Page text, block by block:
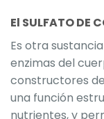
El SULFATO DE
Es otra
enzimas del
constructores
una función
nutrientes, y